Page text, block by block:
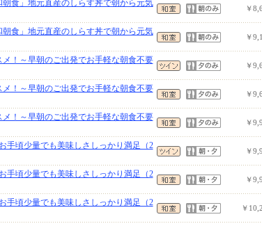
食」地元直産のしらす丼で朝から元気
￥
食」地元直産のしらす丼で朝から元気
￥
！～早朝のご出発でお手軽な朝食不要
￥
！～早朝のご出発でお手軽な朝食不要
￥
！～早朝のご出発でお手軽な朝食不要
￥
手頃少量でも美味しさしっかり満足（2
￥
手頃少量でも美味しさしっかり満足（2
￥
手頃少量でも美味しさしっかり満足（2
￥